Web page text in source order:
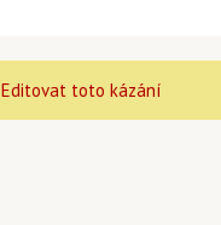
Editovat toto kázání